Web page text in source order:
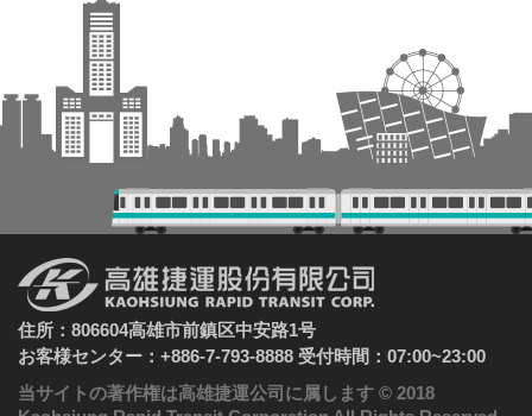
住所：806604高雄市前鎮区中安路1号
お客様センター：+886-7-793-8888 受付時間：07:00~23:00
当サイトの著作権は高雄捷運公司に属します © 2018